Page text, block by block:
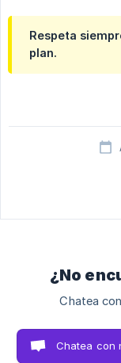
Respeta
plan.
¿No
Chatea
Chatea con